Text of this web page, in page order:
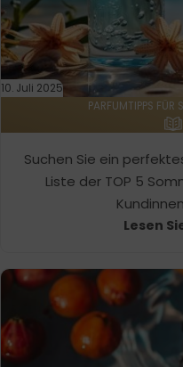
10. Juli 2025
PARFUMTIPPS FÜR
Suchen Sie ein
Liste der TOP 5
Lesen